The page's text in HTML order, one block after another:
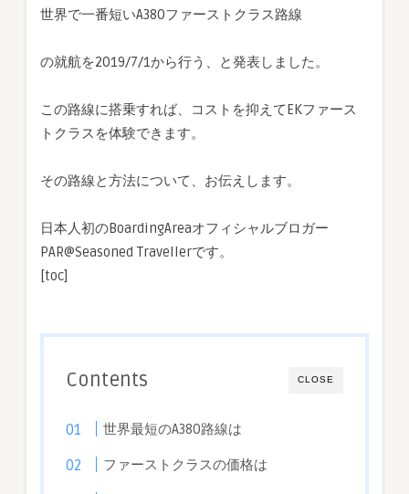
世界で一番短いA380ファーストクラス路線
の就航を2019/7/1から行う、と発表しました。
この路線に搭乗すれば、コストを抑えてEKファース
トクラスを体験できます。
その路線と方法について、お伝えします。
日本人初のBoardingAreaオフィシャルブロガー
PAR@Seasoned Travellerです。
[toc]
CLOSE
Contents
世界最短のA380路線は
ファーストクラスの価格は